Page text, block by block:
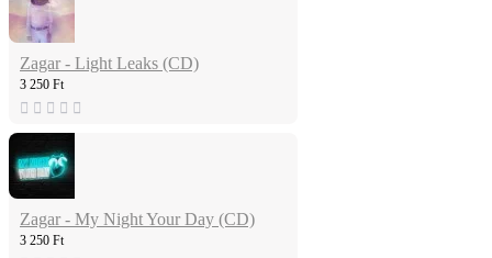
Zagar - Light Leaks (CD)
3 250 Ft
Zagar - My Night Your Day (CD)
3 250 Ft